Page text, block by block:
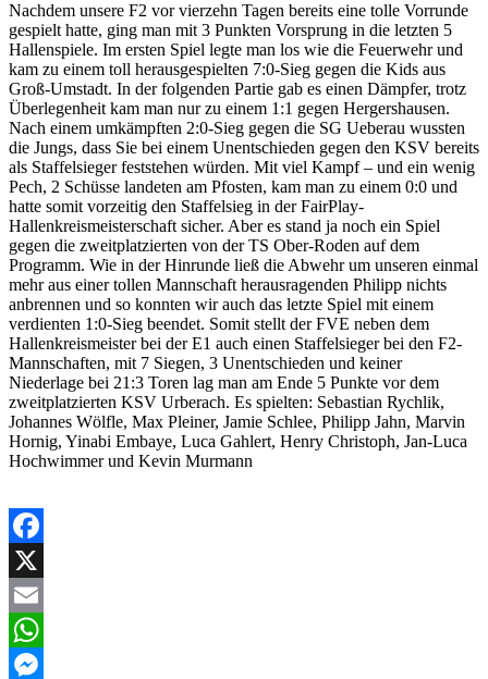
Nachdem unsere F2 vor vierzehn Tagen bereits eine tolle Vorrunde
gespielt hatte, ging man mit 3 Punkten Vorsprung in die letzten 5
Hallenspiele. Im ersten Spiel legte man los wie die Feuerwehr und
kam zu einem toll herausgespielten 7:0-Sieg gegen die Kids aus
Groß-Umstadt. In der folgenden Partie gab es einen Dämpfer, trotz
Überlegenheit kam man nur zu einem 1:1 gegen Hergershausen.
Nach einem umkämpften 2:0-Sieg gegen die SG Ueberau wussten
die Jungs, dass Sie bei einem Unentschieden gegen den KSV bereits
als Staffelsieger feststehen würden. Mit viel Kampf – und ein wenig
Pech, 2 Schüsse landeten am Pfosten, kam man zu einem 0:0 und
hatte somit vorzeitig den Staffelsieg in der FairPlay-
Hallenkreismeisterschaft sicher. Aber es stand ja noch ein Spiel
gegen die zweitplatzierten von der TS Ober-Roden auf dem
Programm. Wie in der Hinrunde ließ die Abwehr um unseren einmal
mehr aus einer tollen Mannschaft herausragenden Philipp nichts
anbrennen und so konnten wir auch das letzte Spiel mit einem
verdienten 1:0-Sieg beendet. Somit stellt der FVE neben dem
Hallenkreismeister bei der E1 auch einen Staffelsieger bei den F2-
Mannschaften, mit 7 Siegen, 3 Unentschieden und keiner
Niederlage bei 21:3 Toren lag man am Ende 5 Punkte vor dem
zweitplatzierten KSV Urberach. Es spielten: Sebastian Rychlik,
Johannes Wölfle, Max Pleiner, Jamie Schlee, Philipp Jahn, Marvin
Hornig, Yinabi Embaye, Luca Gahlert, Henry Christoph, Jan-Luca
Hochwimmer und Kevin Murmann
Facebook
X
Email
WhatsApp